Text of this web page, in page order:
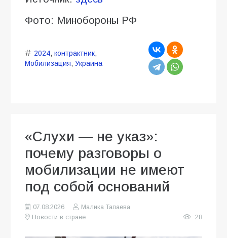
Фото: Минобороны РФ
2024, контрактник,
Мобилизация, Украина
«Слухи — не указ»:
почему разговоры о
мобилизации не имеют
под собой оснований
07.08.2026
Малика Тапаева
Новости в стране
28